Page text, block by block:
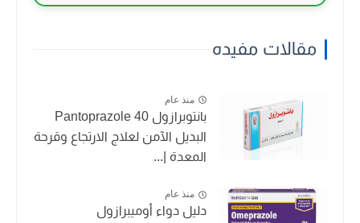
مقالات مفيده
منذ عام
بانتوبرازول Pantoprazole 40
البديل الآمن لعلاج الارتجاع وقرحة
المعدة |...
منذ عام
دليل دواء أوميبرازول